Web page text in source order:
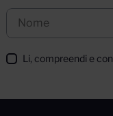
Li, compreendi e